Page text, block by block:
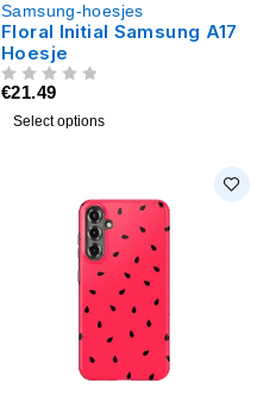
Samsung-hoesjes
Floral Initial Samsung A17
Hoesje
€21.49
Select options